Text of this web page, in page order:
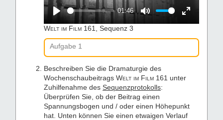
01:46
Welt im Film 161, Sequenz 3
Aufgabe 1
Beschreiben Sie die Dramaturgie des
Wochenschaubeitrags Welt im Film 161 unter
Zuhilfenahme des Sequenzprotokolls:
Überprüfen Sie, ob der Beitrag einen
Spannungsbogen und / oder einen Höhepunkt
hat. Unten können Sie einen etwaigen Verlauf